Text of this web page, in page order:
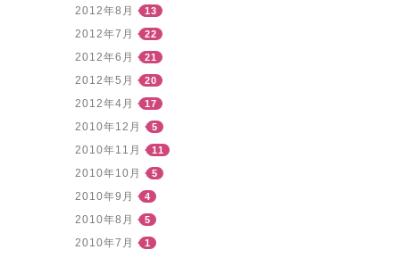
2012年8月 13
2012年7月 22
2012年6月 21
2012年5月 20
2012年4月 17
2010年12月 5
2010年11月 11
2010年10月 5
2010年9月 4
2010年8月 5
2010年7月 1